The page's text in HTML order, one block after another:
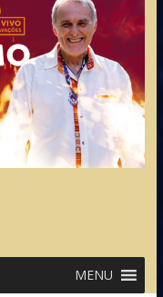
MENU